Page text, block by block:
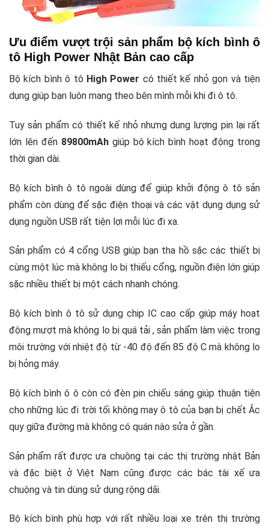
Ưu điểm vượt trội sản phẩm bộ kích bình ô
tô High Power Nhật Bản cao cấp
Bộ kích bình ô tô High Power có thiết kế nhỏ gọn và tiện
dụng giúp bạn luôn mang theo bên mình mỗi khi đi ô tô.
Tuy sản phẩm có thiết kế nhỏ nhưng dung lượng pin lại rất
lớn lên đến89800mAhgiúp bộ kích bình hoạt động trong
thời gian dài.
Bộ kích bình ô tô ngoài dùng để giúp khởi động ô tô sản
phẩm còn dùng để sặc điện thoại và các vật dụng dụng sử
dụng nguồn USB rất tiện lợi mỗi lúc đi xa.
Sản phẩm có 4 cổng USB giúp bạn tha hồ sặc các thiết bị
cùng một lúc mà không lo bị thiếu cổng, nguồn điện lớn giúp
sặc nhiều thiết bị một cách nhanh chóng.
Bộ kích bình ô tô sử dụng chip IC cao cấp giúp máy hoạt
động mượt mà không lo bị quá tải , sản phẩm làm việc trong
môi trường với nhiệt độ từ -40 độ đến 85 độ C mà không lo
bị hỏng máy.
Bộ kích bình ô ô còn có đèn pin chiếu sáng giúp thuận tiện
cho những lúc đi trời tối không may ô tô của bạn bị chết Ắc
quy giữa đường mà không có quán nào sửa ở gần.
Sản phẩm rất được ưa chuộng tại các thị trường nhật Bản
và đặc biệt ở Việt Nam cũng được các bác tài xế ưa
chuộng và tin dùng sử dụng rộng dãi.
Bộ kích bình phù hợp với rất nhiều loại xe trên thị trường